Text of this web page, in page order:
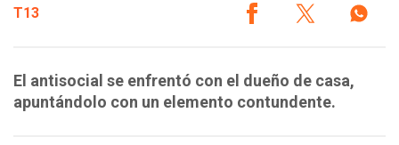
T13
El antisocial se enfrentó con el dueño de casa,
apuntándolo con un elemento contundente.